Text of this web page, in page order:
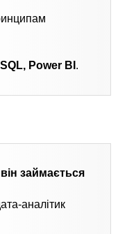
Power BI .
займається
аналітик